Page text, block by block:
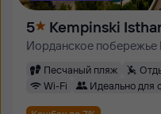
5 Kempinski
Иорданское
Песчаный пляж
Wi-Fi
Идеально для